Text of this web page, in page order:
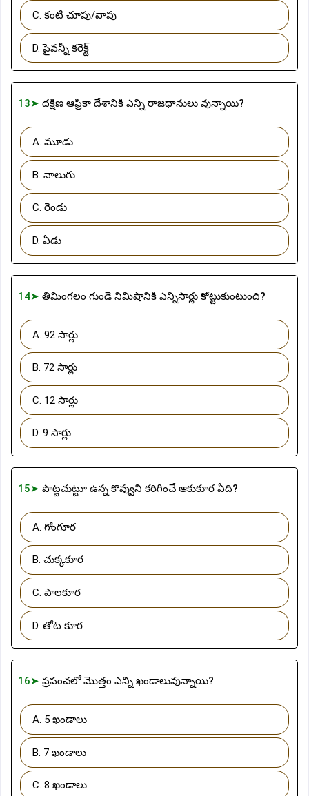
C. కంటి చూపు/వాపు
D. పైవన్నీ కరెక్ట్
13➤ దక్షిణ ఆఫ్రికా దేశానికి ఎన్ని రాజధానులు వున్నాయి?
A. మూడు
B. నాలుగు
C. రెండు
D. ఏడు
14➤ తిమింగలం గుండె నిమిషానికి ఎన్నిసార్లు కోట్టుకుంటుంది?
A. 92 సార్లు
B. 72 సార్లు
C. 12 సార్లు
D. 9 సార్లు
15➤ పొట్టచుట్టూ ఉన్న కొవ్వుని కరిగించే ఆకుకూర ఏది?
A. గోంగూర
B. చుక్కకూర
C. పాలకూర
D. తోట కూర
16➤ ప్రపంచలో మొత్తం ఎన్ని ఖండాలువున్నాయి?
A. 5 ఖండాలు
B. 7 ఖండాలు
C. 8 ఖండాలు